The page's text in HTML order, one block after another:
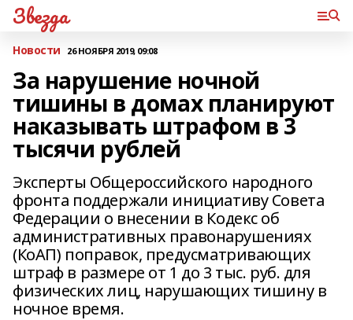
Звезда
Новости 26 НОЯБРЯ 2019, 09:08
За нарушение ночной
тишины в домах планируют
наказывать штрафом в 3
тысячи рублей
Эксперты Общероссийского народного
фронта поддержали инициативу Совета
Федерации о внесении в Кодекс об
административных правонарушениях
(КоАП) поправок, предусматривающих
штраф в размере от 1 до 3 тыс. руб. для
физических лиц, нарушающих тишину в
ночное время.